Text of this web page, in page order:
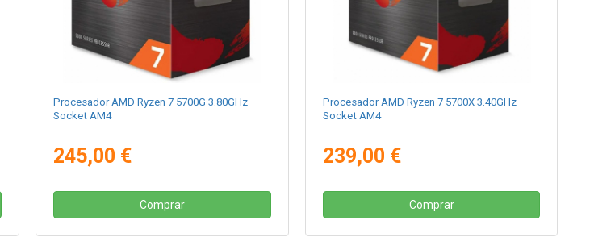
Procesador AMD Ryzen 7 5700G 3.80GHz
Socket AM4
245,00 €
Comprar
Procesador AMD Ryzen 7 5700X 3.40GHz
Socket AM4
239,00 €
Comprar